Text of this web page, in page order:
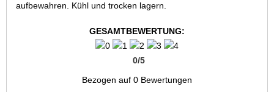
aufbewahren. Kühl und trocken lagern.
GESAMTBEWERTUNG:
0/5
Bezogen auf 0 Bewertungen